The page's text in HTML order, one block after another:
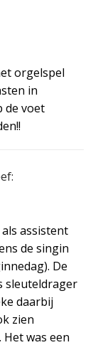
orgelspel
in
de voet
assistent
de singin
De
sleuteldrager
daarbij
zien
was een